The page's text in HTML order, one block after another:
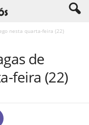
nesta quarta-feira (22)
de
feira (22)